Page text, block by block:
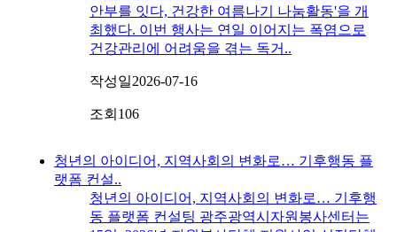
안부를 잇다, 건강한 여름나기 나눔활동'을 개
최했다. 이번 행사는 연일 이어지는 폭염으로
건강관리에 어려움을 겪는 독거..
작성일2026-07-16
조회 106
청년의 아이디어, 지역사회의 변화로… 기후행동 플
랫폼 컨설..
청년의 아이디어, 지역사회의 변화로… 기후행
동 플랫폼 컨설팅 광주광역시자원봉사센터는